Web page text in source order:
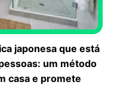
japonesa que está
um método
casa e promete